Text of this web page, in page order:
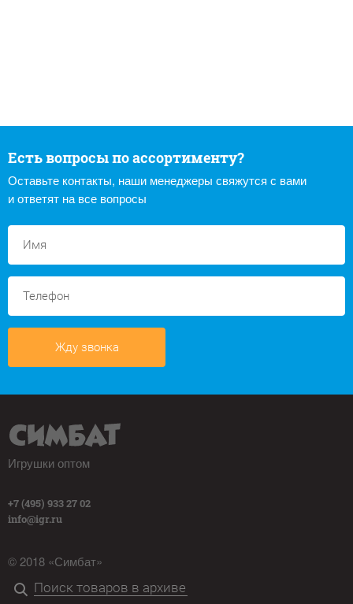
Есть вопросы по ассортименту?
Оставьте контакты, наши менеджеры свяжутся с вами
и ответят на все вопросы
Жду звонка
Игрушки оптом
+7 (495) 933 27 02
info@igr.ru
© 2018 «Симбат»